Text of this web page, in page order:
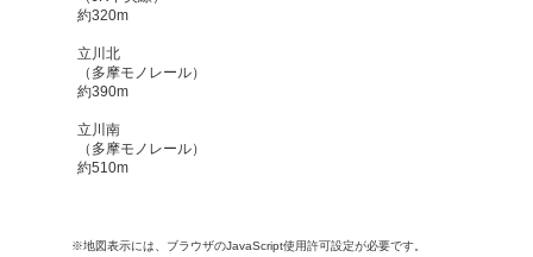
約320m
立川北
（多摩モノレール）
約390m
立川南
（多摩モノレール）
約510m
※地図表示には、ブラウザのJavaScript使用許可設定が必要です。